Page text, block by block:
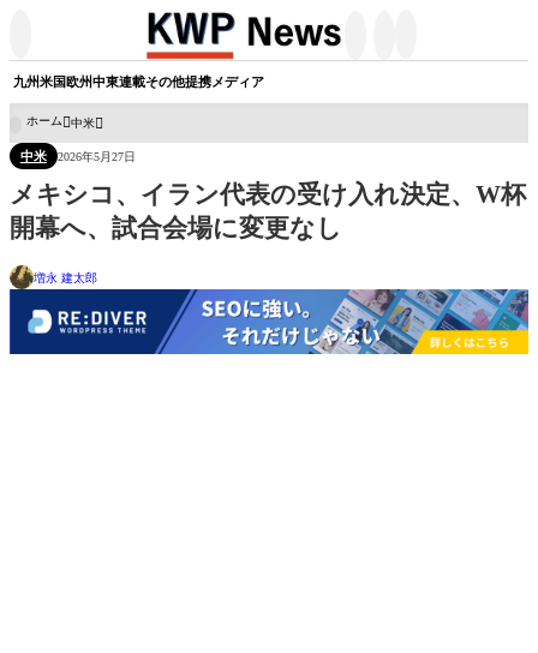
九州米国欧州中東連載その他提携メディア
ホーム 中米
中米 2026年5月27日
メキシコ、イラン代表の受け入れ決定、W杯
開幕へ、試合会場に変更なし
増永 建太郎